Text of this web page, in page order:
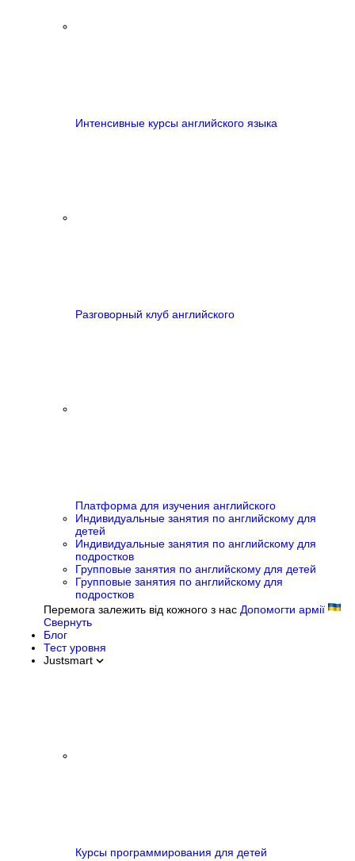
Интенсивные курсы английского языка
Разговорный клуб английского
Платформа для изучения английского
Индивидуальные занятия по английскому для
детей
Индивидуальные занятия по английскому для
подростков
Групповые занятия по английскому для детей
Групповые занятия по английскому для
подростков
Перемога залежить від кожного з нас Допомогти армії
Свернуть
Блог
Тест уровня
Justsmart
Курсы программирования для детей